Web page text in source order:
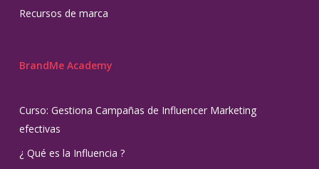
Recursos de marca
BrandMe Academy
Curso: Gestiona Campañas de Influencer Marketing
efectivas
¿ Qué es la Influencia ?